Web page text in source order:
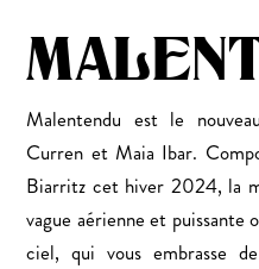
Malentendu est le
Curren et Maia Ibar.
Biarritz cet hiver 2024, la
vague aérienne et puissante
ciel, qui vous embrasse